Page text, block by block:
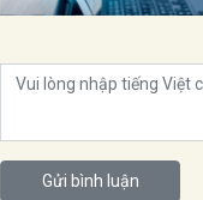
Gửi bình luận